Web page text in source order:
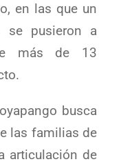
en las que un
se pusieron a
más de 13
busca
las familias de
articulación de